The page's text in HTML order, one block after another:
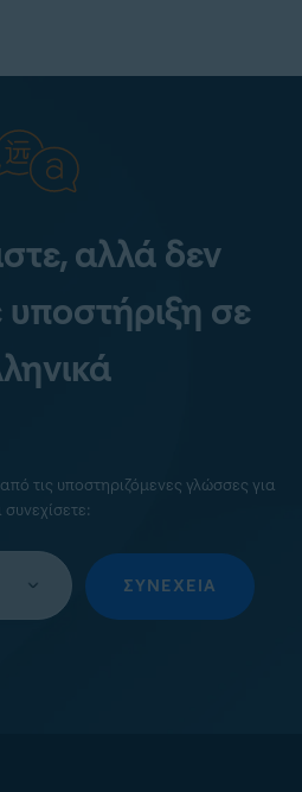
αλλά δεν
σε
τις υποστηριζόμενες γλώσσες για
συνεχίσετε:
ΣΥΝΈΧΕΙΑ